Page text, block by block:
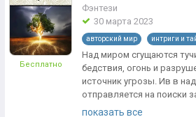
Бесплатно
Фэнтези
30 марта 2023
авторский мир интриги и
Над миром сгущаются
бедствия, огонь и
источник угрозы. Ив в
отправляется на поиски
древнего города.
показать все